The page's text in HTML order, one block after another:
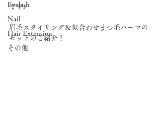
Eyelash
Nail
Hair Extension
その他
です♪
眉毛スタイリング＆似合わせまつ毛パーマの
セットのご紹介！